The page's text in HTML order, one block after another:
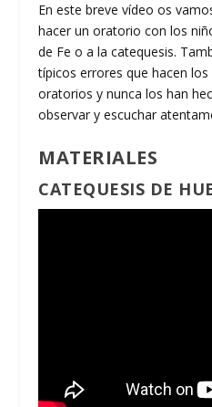
En este breve vídeo os
hacer un oratorio con los
de Fe o a la catequesis.
típicos errores que hacen
oratorios y nunca los han
observar y escuchar
MATERIALES
CATEQUESIS DE